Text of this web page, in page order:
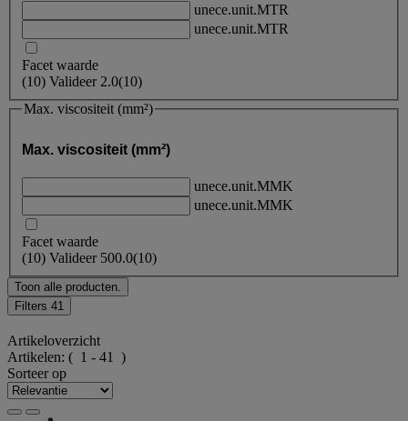
unece.unit.MTR
unece.unit.MTR
Facet waarde
(10) Valideer 2.0(10)
Max. viscositeit (mm²)
Max. viscositeit (mm²)
unece.unit.MMK
unece.unit.MMK
Facet waarde
(10) Valideer 500.0(10)
Toon alle producten.
Filters 41
Artikeloverzicht
Artikelen: ( 1 - 41 )
Sorteer op